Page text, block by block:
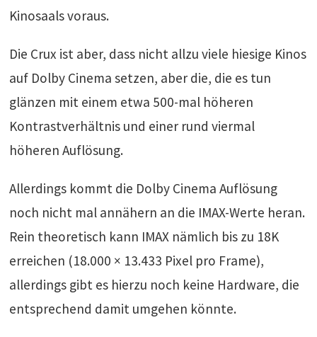
Kinosaals voraus.
Die Crux ist aber, dass nicht allzu viele hiesige Kinos
auf Dolby Cinema setzen, aber die, die es tun
glänzen mit einem etwa 500-mal höheren
Kontrastverhältnis und einer rund viermal
höheren Auflösung.
Allerdings kommt die Dolby Cinema Auflösung
noch nicht mal annähern an die IMAX-Werte heran.
Rein theoretisch kann IMAX nämlich bis zu 18K
erreichen (18.000 × 13.433 Pixel pro Frame),
allerdings gibt es hierzu noch keine Hardware, die
entsprechend damit umgehen könnte.